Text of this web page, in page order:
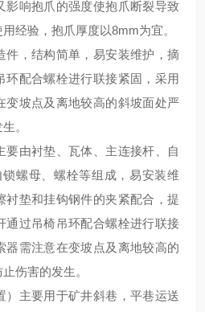
影响抱爪的强度使抱爪断裂导致
经验，抱爪厚度以8mm为宜。
件，结构简单，易安装维护，摘
环配合螺栓进行联接紧固，采用
变坡点及离地较高的斜坡面处严
。
要由衬垫、瓦体、主连接杆、自
螺母、螺栓等组成，易安装维
衬垫和挂钩钢件的夹紧配合，提
通过吊椅吊环配合螺栓进行联接
器需注意在变坡点及离地较高的
伤害的发生。
）主要用于矿井斜巷，平巷运送